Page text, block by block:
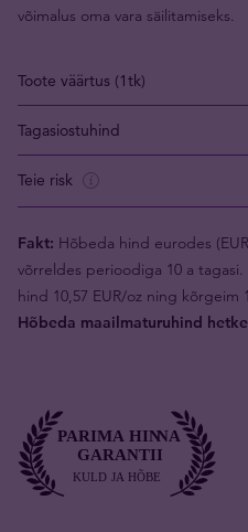
võimalus oma vara säilitamiseks.
Toote väärtus (1tk)
Tagasiostuhind
Teie risk
Fakt: Hõbeda hind eurodes
võrreldes perioodiga 10 a
hind 10,57 EUR/oz ning kõrgeim
Hõbeda maailmaturuhind